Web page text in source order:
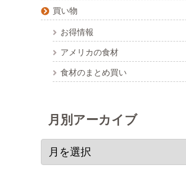
買い物
お得情報
アメリカの食材
食材のまとめ買い
月別アーカイブ